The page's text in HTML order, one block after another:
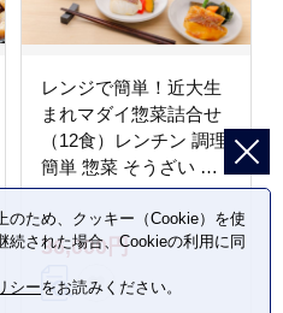
レンジで簡単！近大生
まれマダイ惣菜詰合せ
（12食）レンチン 調理
簡単 惣菜 そうざい 料
理 魚 焼き魚 セット マ
ダイ 真鯛 近大 アーマ
リン 【akd012B】
36,000円
のため、クッキー（Cookie）を使
続された場合、Cookieの利用に同
シーをお読みください。